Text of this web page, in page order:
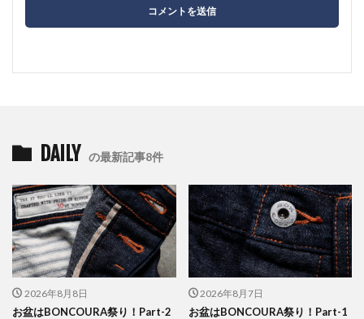
DAILY の最新記事8件
2026年8月8日
お盆はBONCOURA祭り！Part-2
2026年8月7日
お盆はBONCOURA祭り！Part-1